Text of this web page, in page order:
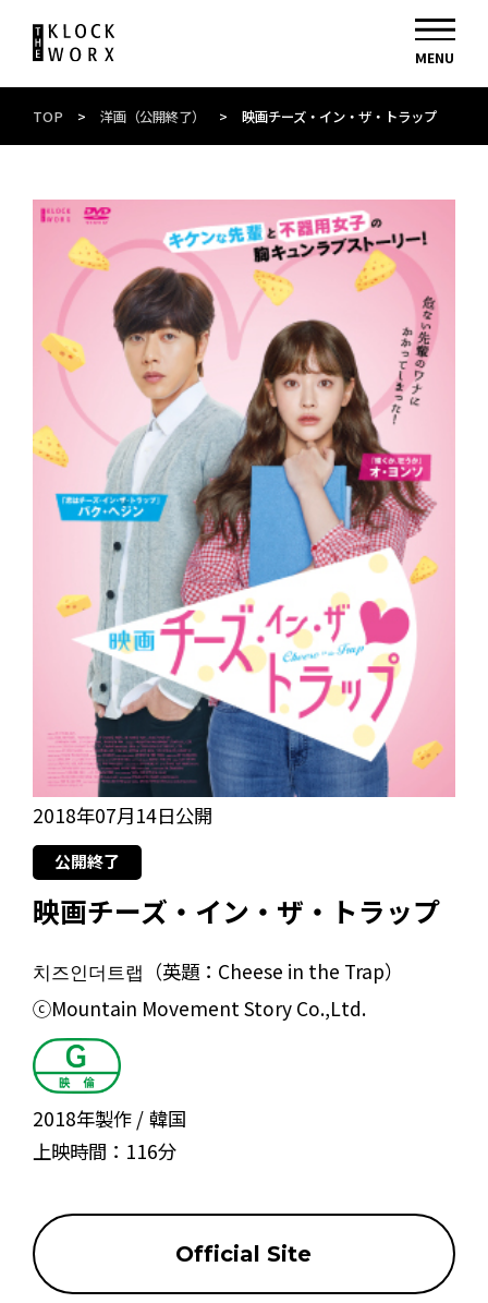
TOP > 洋画（公開終了） > 映画チーズ・イン・ザ・トラップ
2018年07月14日公開
公開終了
映画チーズ・イン・ザ・トラップ
치즈인더트랩（英題：Cheese in the Trap）
ⓒMountain Movement Story Co.,Ltd.
2018年製作
韓国
上映時間： 116分
Official Site